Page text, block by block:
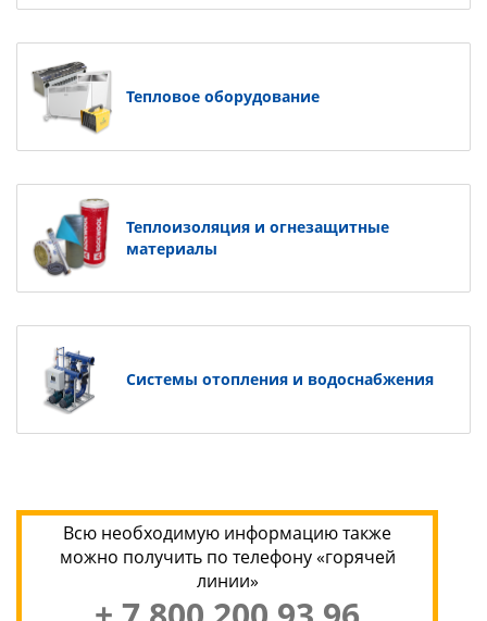
Тепловое оборудование
Теплоизоляция и огнезащитные
материалы
Системы отопления и водоснабжения
Всю необходимую информацию также
можно получить по телефону «горячей
линии»